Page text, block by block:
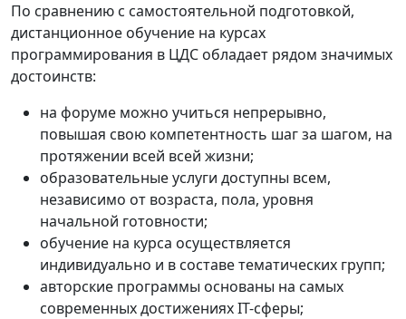
По сравнению с самостоятельной подготовкой,
дистанционное обучение на курсах
программирования в ЦДС обладает рядом значимых
достоинств:
на форуме можно учиться непрерывно,
повышая свою компетентность шаг за шагом, на
протяжении всей всей жизни;
образовательные услуги доступны всем,
независимо от возраста, пола, уровня
начальной готовности;
обучение на курса осуществляется
индивидуально и в составе тематических групп;
авторские программы основаны на самых
современных достижениях IT-сферы;